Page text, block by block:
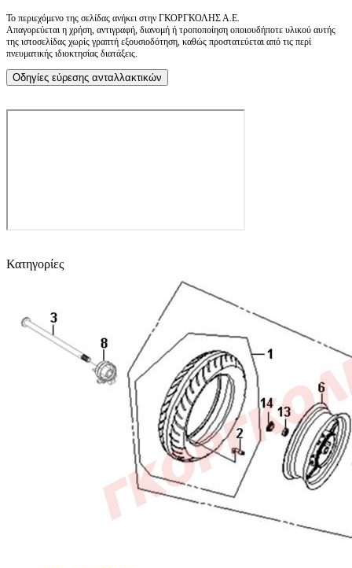
Το περιεχόμενο της σελίδας ανήκει στην ΓΚΟΡΓΚΟΛΗΣ Α.Ε.
Απαγορεύεται η χρήση, αντιγραφή, διανομή ή τροποποίηση οποιουδήποτε υλικού αυτής
της ιστοσελίδας χωρίς γραπτή εξουσιοδότηση, καθώς προστατεύεται από τις περί
πνευματικής ιδιοκτησίας διατάξεις.
Οδηγίες εύρεσης ανταλλακτικών
Κατηγορίες